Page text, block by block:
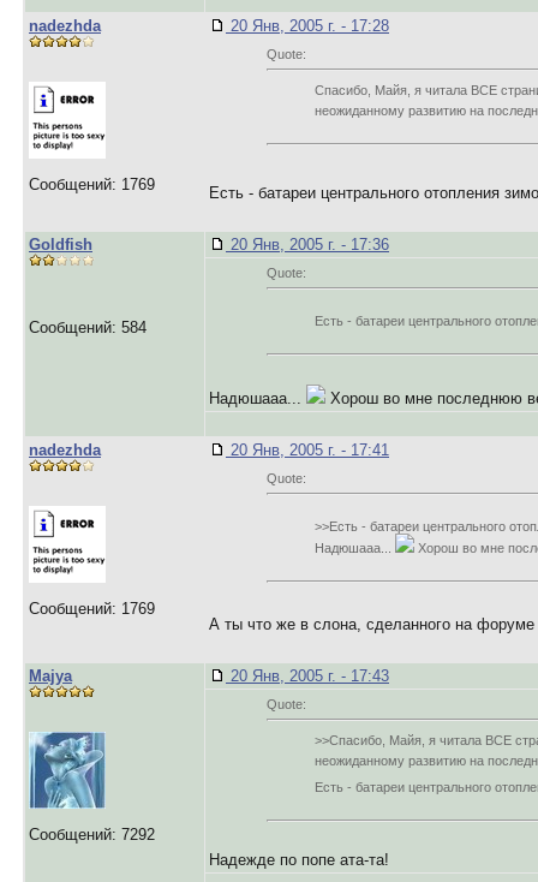
nadezhda
Сообщений: 1769
20 Янв, 2005 г. - 17:28
Quote:
Спасибо, Майя, я читала ВСЕ
неожиданному развитию на
Есть - батареи центрального отопления
Goldfish
Сообщений: 584
20 Янв, 2005 г. - 17:36
Quote:
Есть - батареи центрального
Надюшааа... Хорош во мне последнюю
nadezhda
Сообщений: 1769
20 Янв, 2005 г. - 17:41
Quote:
>>Есть - батареи центрального
Надюшааа...
Хорош во мне
А ты что же в слона, сделанного на
Majya
Сообщений: 7292
20 Янв, 2005 г. - 17:43
Quote:
>>Спасибо, Майя, я читала ВСЕ
неожиданному развитию на
Есть - батареи центрального
Надежде по попе ата-та!